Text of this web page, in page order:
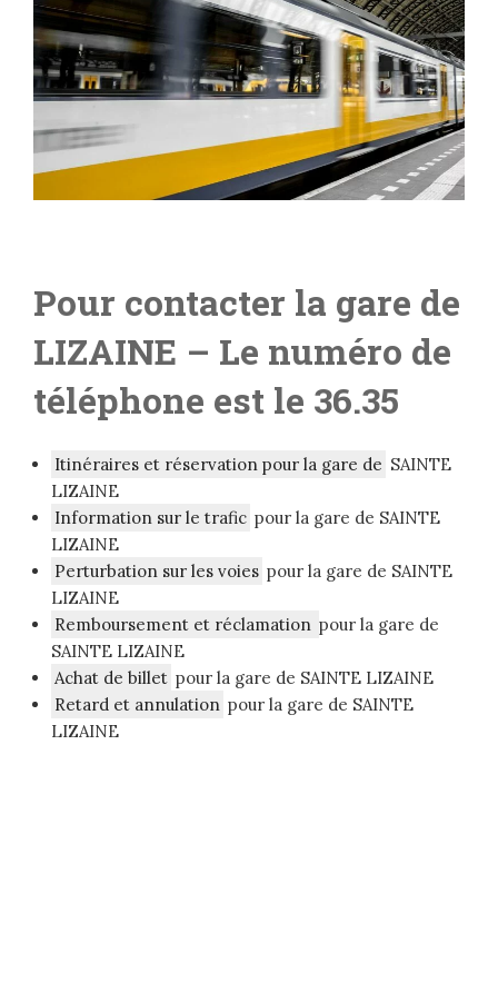
Pour contacter la gare de
LIZAINE – Le numéro de
téléphone est le 36.35
Itinéraires et réservation pour la gare de SAINTE
LIZAINE
Information sur le trafic pour la gare de SAINTE
LIZAINE
Perturbation sur les voies pour la gare de SAINTE
LIZAINE
Remboursement et réclamation pour la gare de
SAINTE LIZAINE
Achat de billet pour la gare de SAINTE LIZAINE
Retard et annulation pour la gare de SAINTE
LIZAINE